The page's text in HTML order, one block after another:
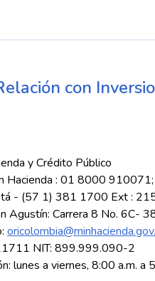
con
y Crédito Público
Hacienda : 01 8000 910071;
- (57 1) 381 1700 Ext :
Agustín: Carrera 8 No. 6C-
NIT: 899.999.090-2
lunes a viernes, 8:00 a.m. a